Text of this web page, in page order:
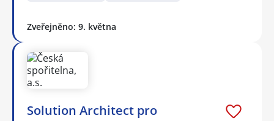
Zveřejněno: 9. května
Solution Architect pro